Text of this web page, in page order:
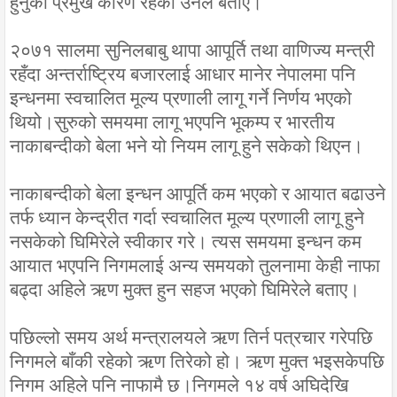
२०७१ सालमा सुनिलबाबु थापा आपूर्ति तथा वाणिज्य मन्त्री
रहँदा अन्तर्राष्ट्रिय बजारलाई आधार मानेर नेपालमा पनि
इन्धनमा स्वचालित मूल्य प्रणाली लागू गर्ने निर्णय भएको
थियो।सुरुको समयमा लागू भएपनि भूकम्प र भारतीय
नाकाबन्दीको बेला भने यो नियम लागू हुने सकेको थिएन।
नाकाबन्दीको बेला इन्धन आपूर्ति कम भएको र आयात बढाउने
तर्फ ध्यान केन्द्रीत गर्दा स्वचालित मूल्य प्रणाली लागू हुने
नसकेको घिमिरेले स्वीकार गरे। त्यस समयमा इन्धन कम
आयात भएपनि निगमलाई अन्य समयको तुलनामा केही नाफा
बढ्दा अहिले ऋण मुक्त हुन सहज भएको घिमिरेले बताए।
पछिल्लो समय अर्थ मन्त्रालयले ऋण तिर्न पत्रचार गरेपछि
निगमले बाँकी रहेको ऋण तिरेको हो। ऋण मुक्त भइसकेपछि
निगम अहिले पनि नाफामै छ।निगमले १४ वर्ष अघिदेखि